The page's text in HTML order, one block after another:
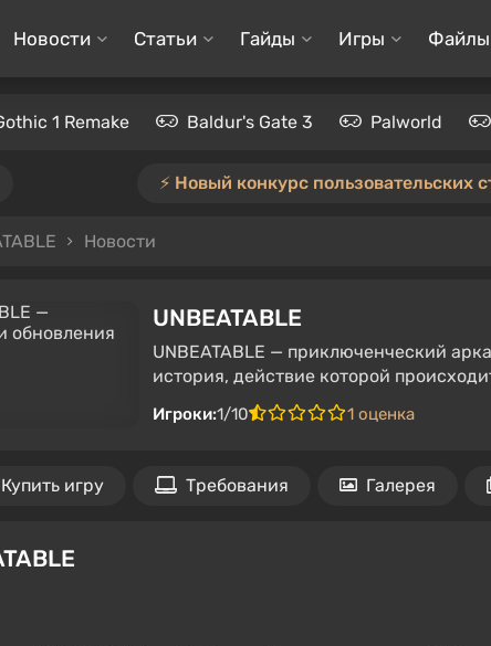
Новости Статьи Гайды Игры Файлы
1 Remake Baldur's Gate 3 Palworld
⚡️ Новый конкурс пользовательских
Новости
UNBEATABLE
UNBEATABLE — приключенческий
история, действие которой
Игроки:1/10 1 оценка
Купить игру Требования Галерея